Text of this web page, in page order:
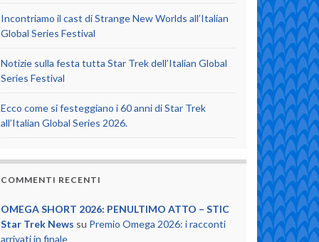
Incontriamo il cast di Strange New Worlds all’Italian
Global Series Festival
Notizie sulla festa tutta Star Trek dell’Italian Global
Series Festival
Ecco come si festeggiano i 60 anni di Star Trek
all’Italian Global Series 2026.
COMMENTI RECENTI
OMEGA SHORT 2026: PENULTIMO ATTO – STIC
Star Trek News su Premio Omega 2026: i racconti
arrivati in finale